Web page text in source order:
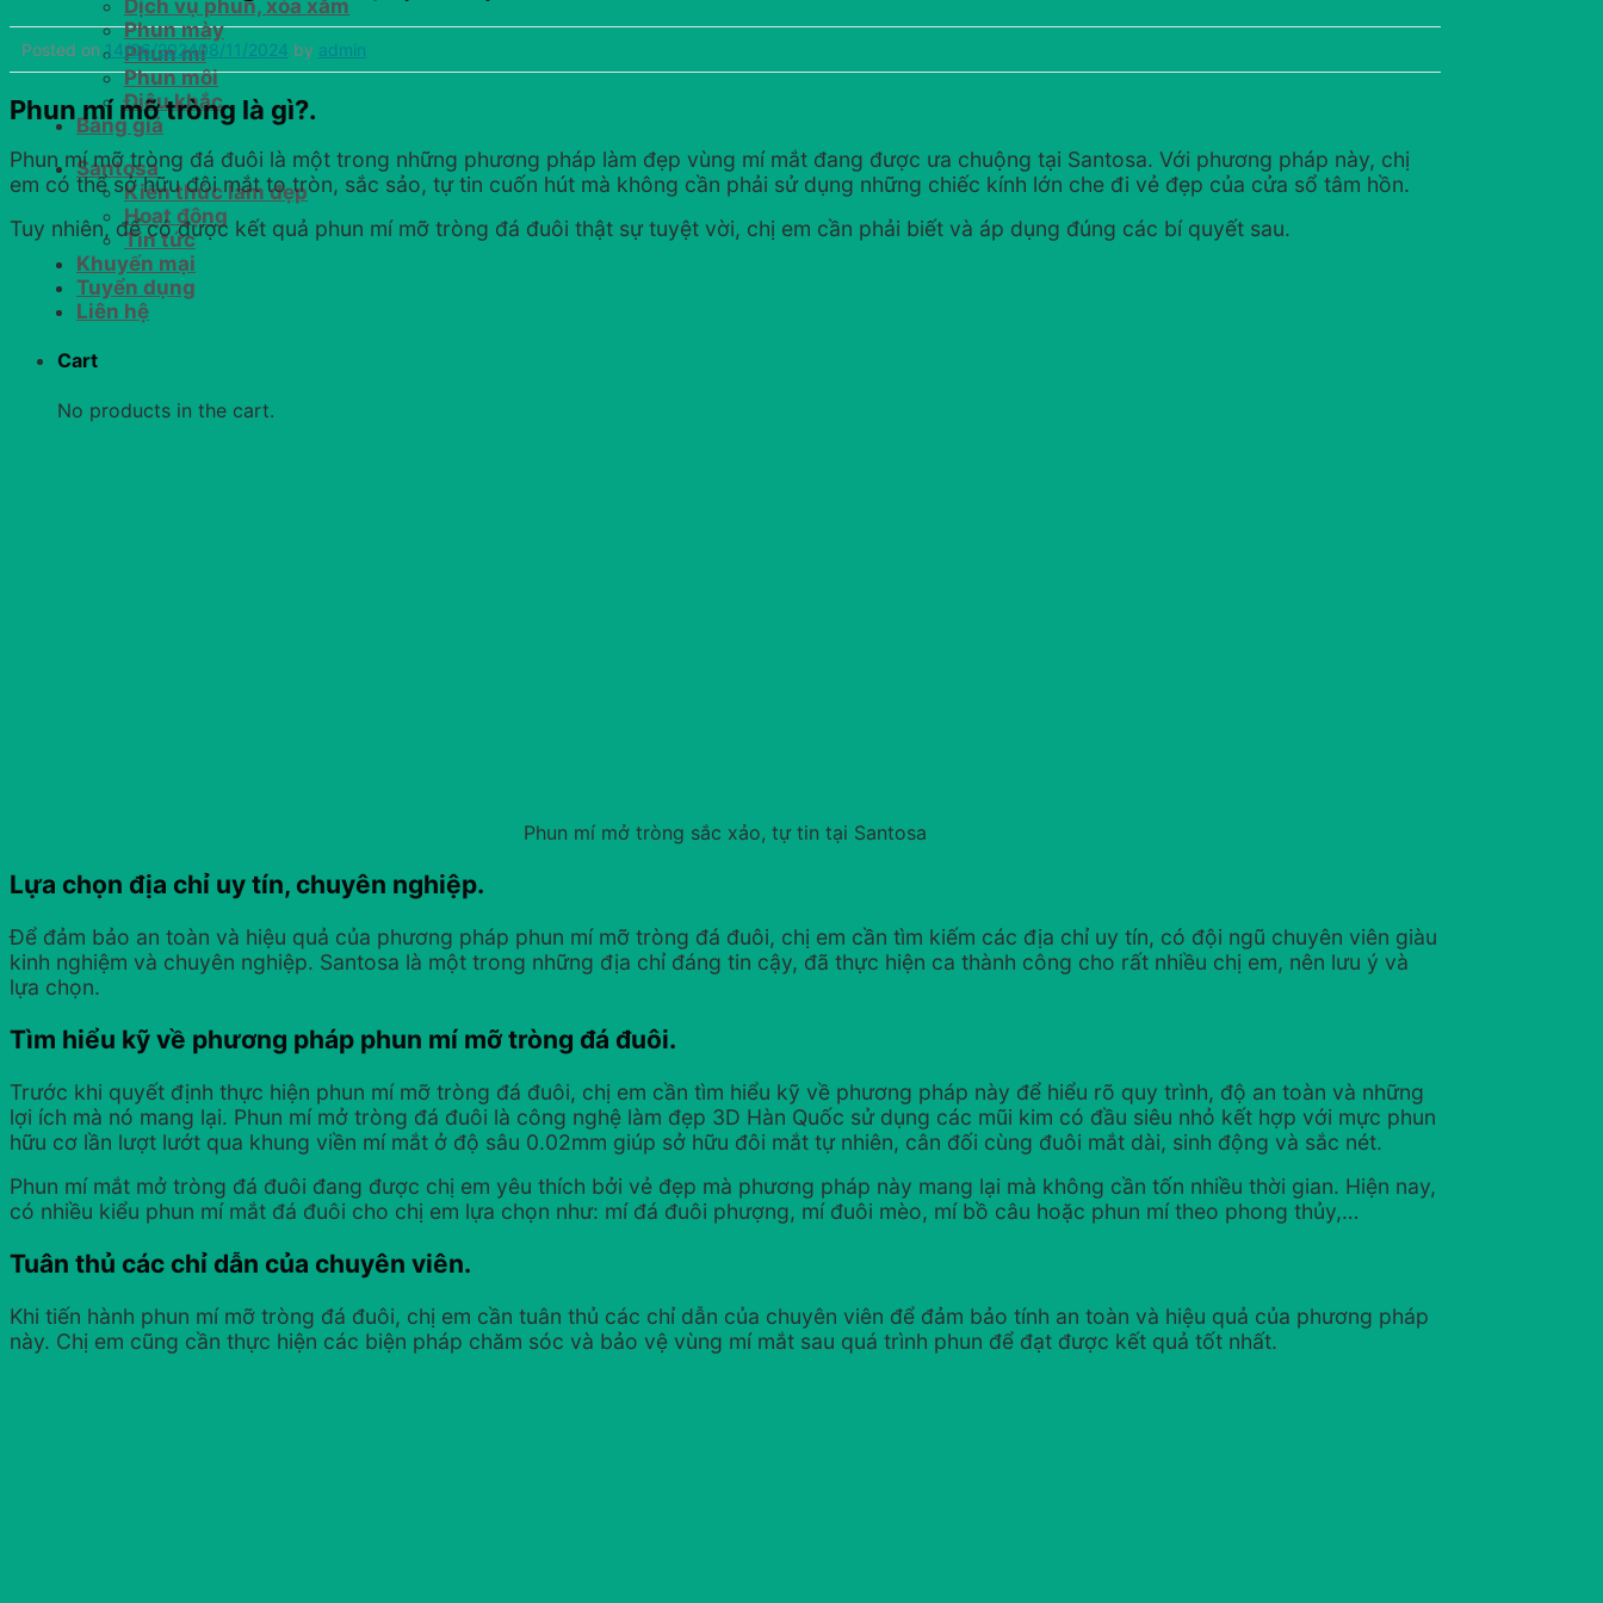
Dịch vụ phun, xóa xăm
Phun mày
Phun mí
Phun môi
Điêu khắc
Bảng giá
Santosa
Kiến thức làm đẹp
Hoạt động
Tin tức
Khuyến mại
Tuyển dụng
Liên hệ
Cart
No products in the cart.
Posted on14/06/202408/11/2024 by admin
Phun mí mỡ tròng là gì?.
Phun mí mỡ tròng đá đuôi là một trong những phương pháp làm đẹp vùng mí mắt đang được ưa chuộng tại Santosa. Với phương pháp này, chị
em có thể sở hữu đôi mắt to tròn, sắc sảo, tự tin cuốn hút mà không cần phải sử dụng những chiếc kính lớn che đi vẻ đẹp của cửa sổ tâm hồn.
Tuy nhiên, để có được kết quả phun mí mỡ tròng đá đuôi thật sự tuyệt vời, chị em cần phải biết và áp dụng đúng các bí quyết sau.
Phun mí mở tròng sắc xảo, tự tin tại Santosa
Lựa chọn địa chỉ uy tín, chuyên nghiệp.
Để đảm bảo an toàn và hiệu quả của phương pháp phun mí mỡ tròng đá đuôi, chị em cần tìm kiếm các địa chỉ uy tín, có đội ngũ chuyên viên giàu
kinh nghiệm và chuyên nghiệp. Santosa là một trong những địa chỉ đáng tin cậy, đã thực hiện ca thành công cho rất nhiều chị em, nên lưu ý và
lựa chọn.
Tìm hiểu kỹ về phương pháp phun mí mỡ tròng đá đuôi.
Trước khi quyết định thực hiện phun mí mỡ tròng đá đuôi, chị em cần tìm hiểu kỹ về phương pháp này để hiểu rõ quy trình, độ an toàn và những
lợi ích mà nó mang lại. Phun mí mở tròng đá đuôi là công nghệ làm đẹp 3D Hàn Quốc sử dụng các mũi kim có đầu siêu nhỏ kết hợp với mực phun
hữu cơ lần lượt lướt qua khung viền mí mắt ở độ sâu 0.02mm giúp sở hữu đôi mắt tự nhiên, cân đối cùng đuôi mắt dài, sinh động và sắc nét.
Phun mí mắt mở tròng đá đuôi đang được chị em yêu thích bởi vẻ đẹp mà phương pháp này mang lại mà không cần tốn nhiều thời gian. Hiện nay,
có nhiều kiểu phun mí mắt đá đuôi cho chị em lựa chọn như: mí đá đuôi phượng, mí đuôi mèo, mí bồ câu hoặc phun mí theo phong thủy,…
Tuân thủ các chỉ dẫn của chuyên viên.
Khi tiến hành phun mí mỡ tròng đá đuôi, chị em cần tuân thủ các chỉ dẫn của chuyên viên để đảm bảo tính an toàn và hiệu quả của phương pháp
này. Chị em cũng cần thực hiện các biện pháp chăm sóc và bảo vệ vùng mí mắt sau quá trình phun để đạt được kết quả tốt nhất.